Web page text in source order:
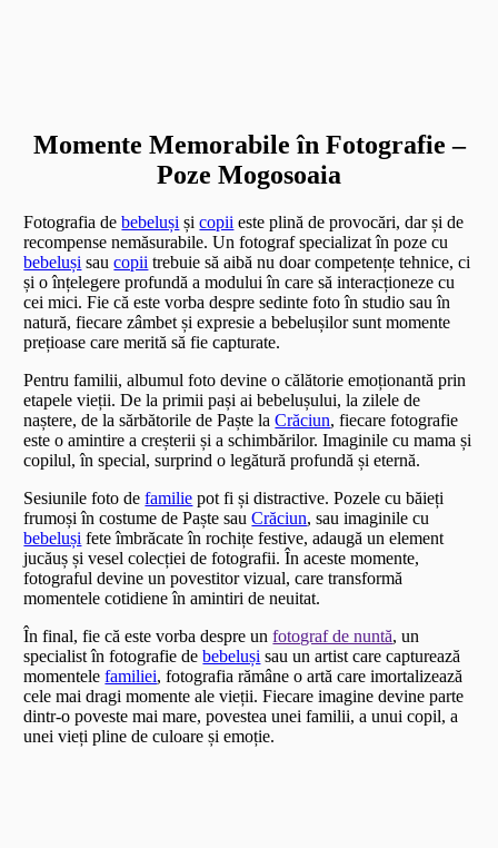
Momente Memorabile în Fotografie –
Poze Mogosoaia
Fotografia debebeluși șicopii este plină de provocări, dar și de
recompense nemăsurabile. Un fotograf specializat în poze cu
bebeluși saucopii trebuie să aibă nu doar competențe tehnice, ci
și o înțelegere profundă a modului în care să interacționeze cu
cei mici. Fie că este vorba despre sedinte foto în studio sau în
natură, fiecare zâmbet și expresie a bebelușilor sunt momente
prețioase care merită să fie capturate.
Pentru familii, albumul foto devine o călătorie emoționantă prin
etapele vieții. De la primii pași ai bebelușului, la zilele de
naștere, de la sărbătorile de Paște laCrăciun, fiecare fotografie
este o amintire a creșterii și a schimbărilor. Imaginile cu mama și
copilul, în special, surprind o legătură profundă și eternă.
Sesiunile foto defamilie pot fi și distractive. Pozele cu băieți
frumoși în costume de Paște sauCrăciun, sau imaginile cu
bebeluși fete îmbrăcate în rochițe festive, adaugă un element
jucăuș și vesel colecției de fotografii. În aceste momente,
fotograful devine un povestitor vizual, care transformă
momentele cotidiene în amintiri de neuitat.
În final, fie că este vorba despre unfotograf de nuntă, un
specialist în fotografie debebeluși sau un artist care capturează
momentelefamiliei, fotografia rămâne o artă care imortalizează
cele mai dragi momente ale vieții. Fiecare imagine devine parte
dintr-o poveste mai mare, povestea unei familii, a unui copil, a
unei vieți pline de culoare și emoție.